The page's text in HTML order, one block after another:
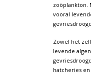
zoöplankton.
vooral
Zowel het
levende
hatcheries